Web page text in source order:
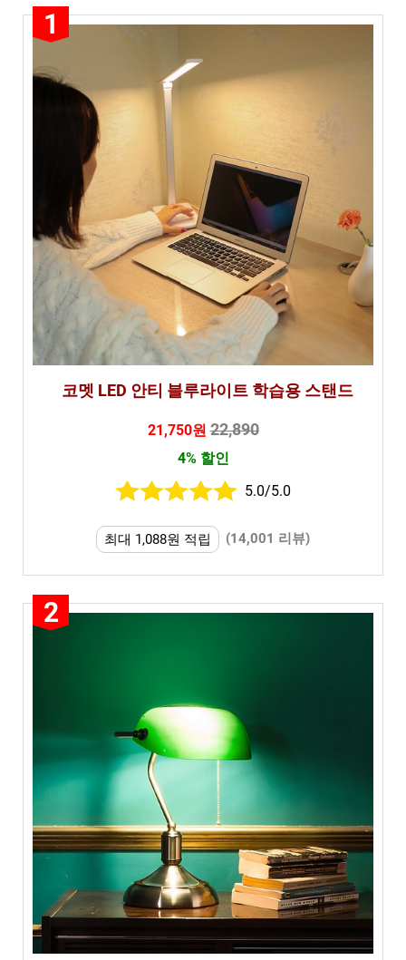
비
교
석
1
코멧 LED 안티 블루라이트 학습용 스탠드
21,750원22,890
4% 할인
5.0/5.0
최대 1,088원 적립 (14,001 리뷰)
2